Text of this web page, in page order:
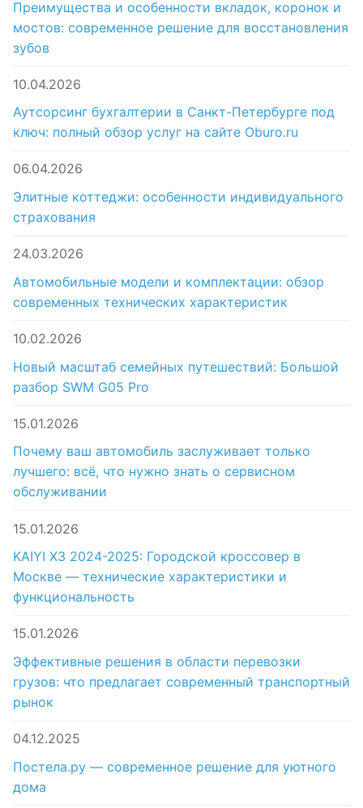
Преимущества и особенности вкладок, коронок и
мостов: современное решение для восстановления
зубов
10.04.2026
Аутсорсинг бухгалтерии в Санкт-Петербурге под
ключ: полный обзор услуг на сайте Oburo.ru
06.04.2026
Элитные коттеджи: особенности индивидуального
страхования
24.03.2026
Автомобильные модели и комплектации: обзор
современных технических характеристик
10.02.2026
Новый масштаб семейных путешествий: Большой
разбор SWM G05 Pro
15.01.2026
Почему ваш автомобиль заслуживает только
лучшего: всё, что нужно знать о сервисном
обслуживании
15.01.2026
KAIYI X3 2024-2025: Городской кроссовер в
Москве — технические характеристики и
функциональность
15.01.2026
Эффективные решения в области перевозки
грузов: что предлагает современный транспортный
рынок
04.12.2025
Постела.ру — современное решение для уютного
дома